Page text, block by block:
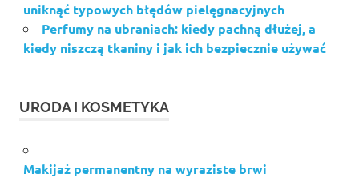
uniknąć typowych błędów pielęgnacyjnych
Perfumy na ubraniach: kiedy pachną dłużej, a
kiedy niszczą tkaniny i jak ich bezpiecznie używać
URODA I KOSMETYKA
Makijaż permanentny na wyraziste brwi